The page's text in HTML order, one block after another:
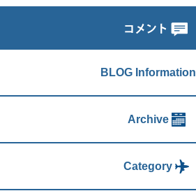
BLOG Information
Archive
Category